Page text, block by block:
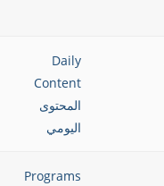
Daily
Content
المحتوى
اليومي
Programs